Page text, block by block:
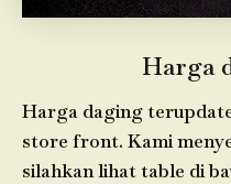
Harga
Harga daging
store front. Kami
silahkan lihat table di